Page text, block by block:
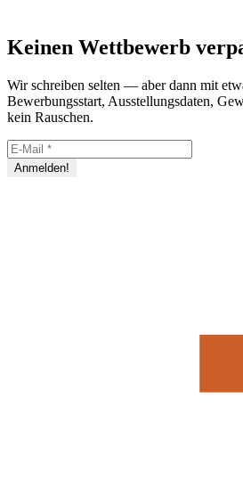
Keinen Wettbewerb
Wir schreiben selten — aber dann mit
Bewerbungsstart, Ausstellungsdaten,
kein Rauschen.